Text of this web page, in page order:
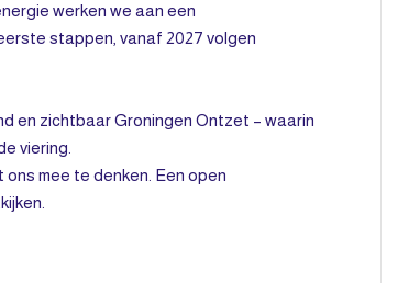
werken we aan een
stappen, vanaf 2027 volgen
en zichtbaar Groningen Ontzet – waarin
viering.
ons mee te denken. Een open